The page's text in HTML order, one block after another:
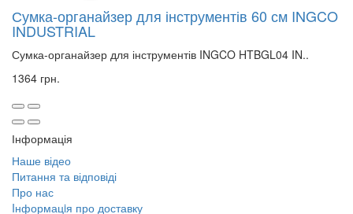
Сумка-органайзер для інструментів 60 см INGCO
INDUSTRIAL
Сумка-органайзер для інструментів INGCO HTBGL04 IN..
1364 грн.
Інформація
Наше відео
Питання та відповіді
Про нас
Iнформацiя про доставку